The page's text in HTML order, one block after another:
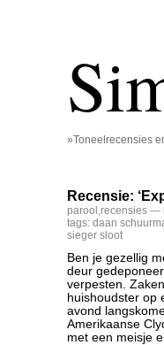
»Toneelrecensies
Recensie:
parool ,recensies —
tags: daan
sieger sloot
Ben je gezellig
deur
verpesten.
huishoudster op
avond
Amerikaanse
met een meisje